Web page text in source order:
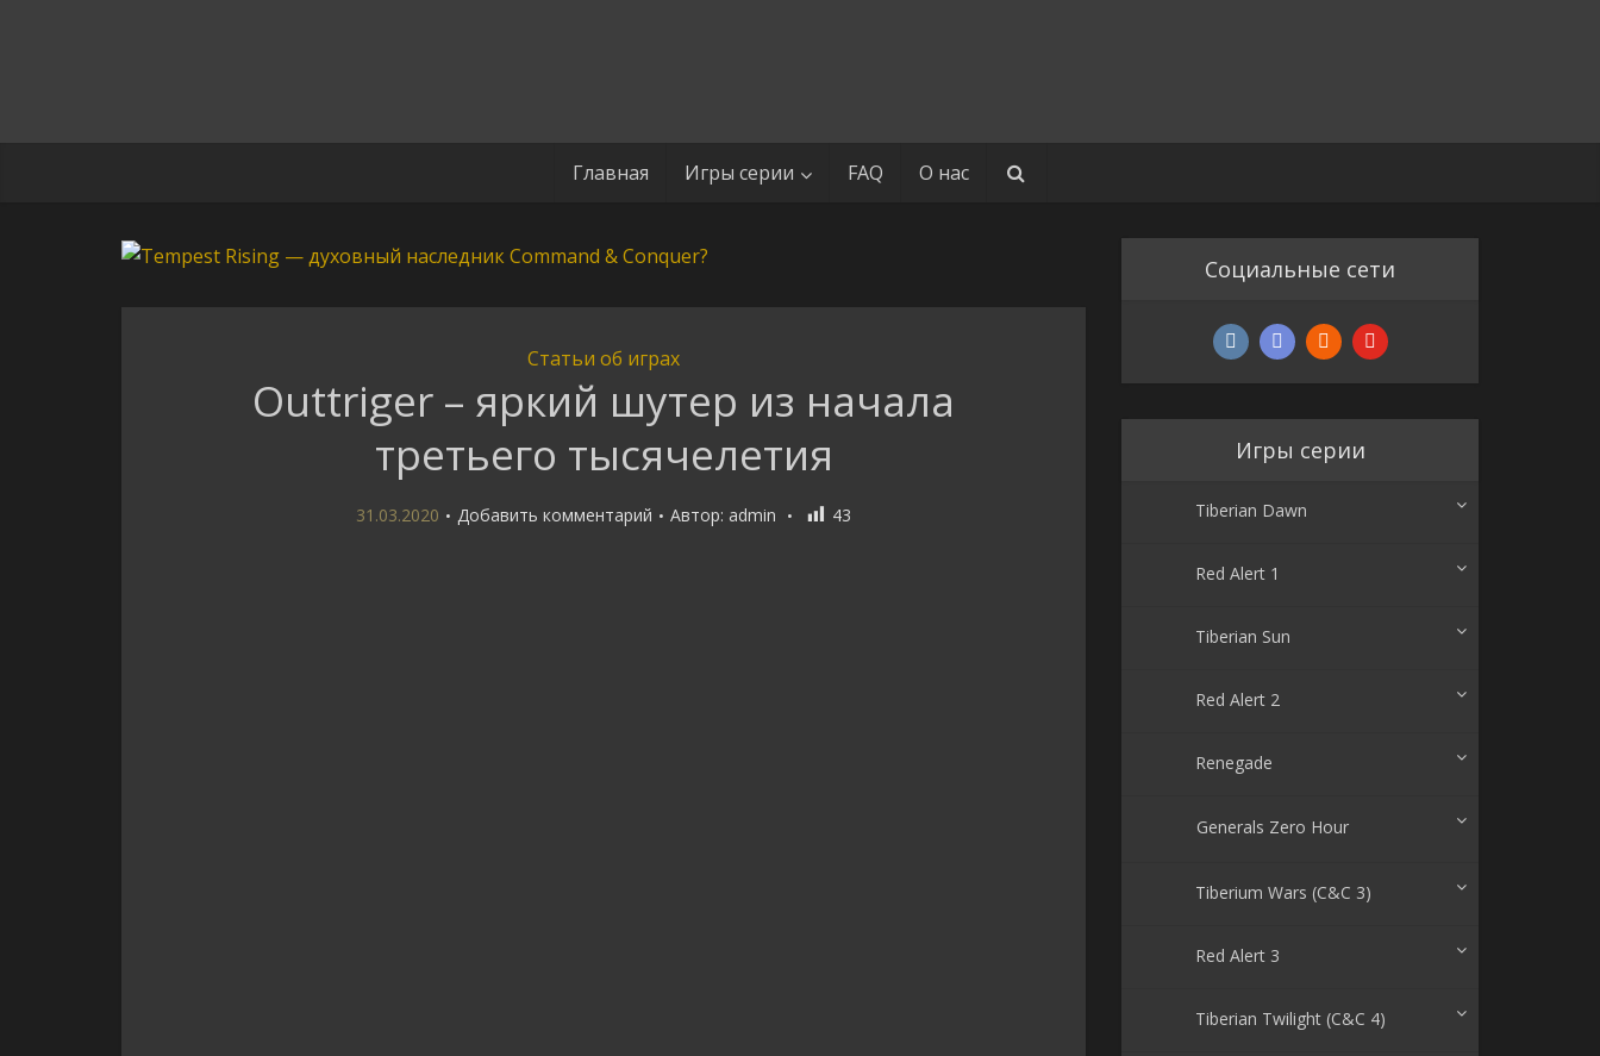
Главная Игры серии FAQ О нас
Статьи об играх
Outtriger – яркий шутер из начала
третьего тысячелетия
31.03.2020 Добавить комментарий Автор: admin 43
Социальные сети
Игры серии
Tiberian Dawn
Red Alert 1
Tiberian Sun
Red Alert 2
Renegade
Generals Zero Hour
Tiberium Wars (C&C 3)
Red Alert 3
Tiberian Twilight (C&C 4)